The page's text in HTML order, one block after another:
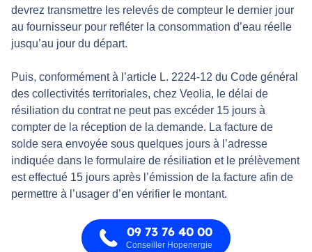
devrez transmettre les relevés de compteur le dernier jour
au fournisseur pour refléter la consommation d’eau réelle
jusqu’au jour du départ.
Puis, conformément à l’article L. 2224-12 du Code général
des collectivités territoriales, chez Veolia, le délai de
résiliation du contrat ne peut pas excéder 15 jours à
compter de la réception de la demande. La facture de
solde sera envoyée sous quelques jours à l’adresse
indiquée dans le formulaire de résiliation et le prélèvement
est effectué 15 jours après l’émission de la facture afin de
permettre à l’usager d’en vérifier le montant.
09 73 76 40 00
Conseiller Hopenergie